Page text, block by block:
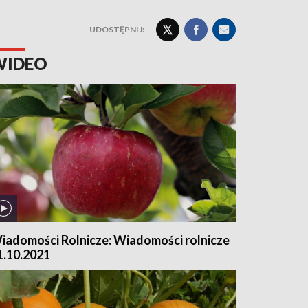
UDOSTĘPNIJ:
Rolnicze: Wiadomości rolnicze